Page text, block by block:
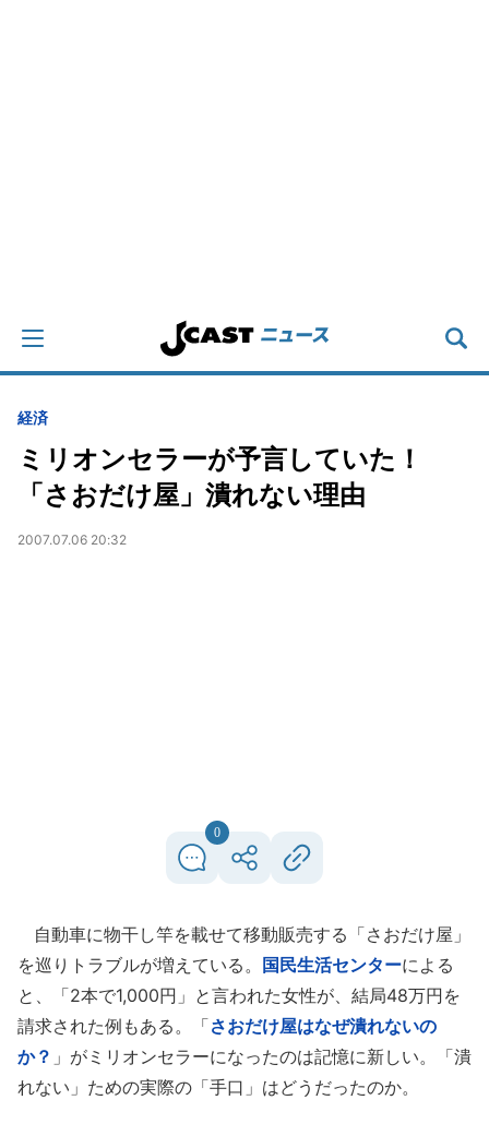
経済
ミリオンセラーが予言していた！
「さおだけ屋」潰れない理由
2007.07.06 20:32
0
自動車に物干し竿を載せて移動販売する「さおだけ屋」
を巡りトラブルが増えている。
国民生活センターによる
と、「2本で1,000円」と言われた女性が、結局48万円を
請求された例もある。「さおだけ屋はなぜ潰れないの
か？ 」がミリオンセラーになったのは記憶に新しい。「潰
れない」ための実際の「手口」はどうだったのか。